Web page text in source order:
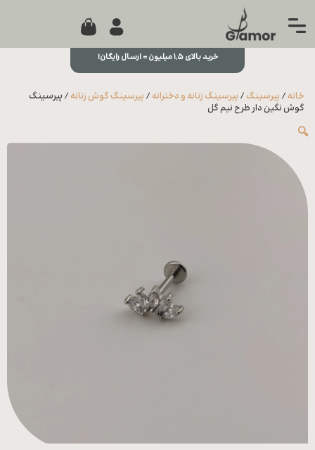
جستجو...
مجله
0
خرید بالای ۱,۵ میلیون = ارسال رایگان!
خانه / پیرسینگ / پیرسینگ زنانه و دخترانه / پیرسینگ گوش زنانه / پیرسینگ
گوش نگین دار طرح نیم گل
🔍